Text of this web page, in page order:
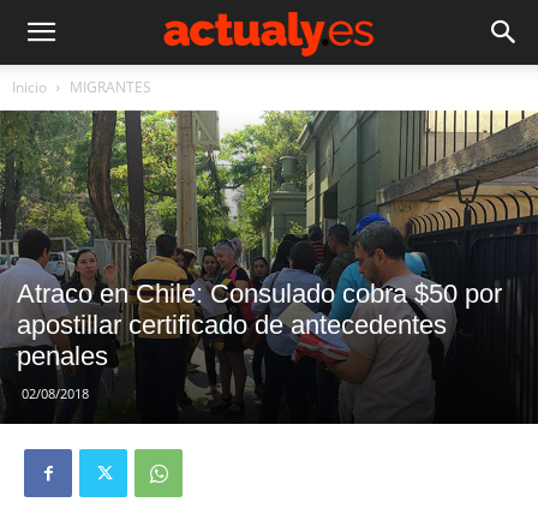
Inicio MIGRANTES
Atraco en Chile: Consulado cobra $50 por
apostillar certificado de antecedentes
penales
02/08/2018